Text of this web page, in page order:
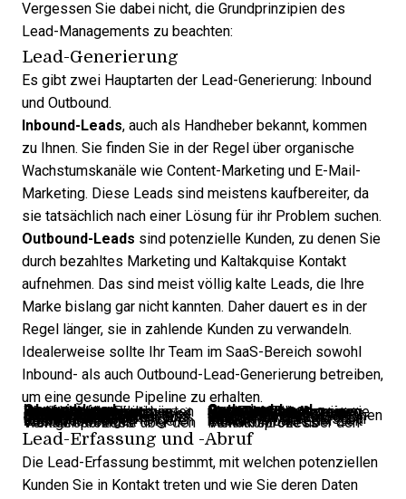
Vergessen Sie dabei nicht, die Grundprinzipien des
Lead-Managements zu beachten:
Lead-Generierung
Es gibt zwei Hauptarten der Lead-Generierung: Inbound
und Outbound.
Inbound-Leads, auch als Handheber bekannt, kommen
zu Ihnen. Sie finden Sie in der Regel über organische
Wachstumskanäle wie Content-Marketing und E-Mail-
Marketing. Diese Leads sind meistens kaufbereiter, da
sie tatsächlich nach einer Lösung für ihr Problem suchen.
Outbound-Leads sind potenzielle Kunden, zu denen Sie
durch bezahltes Marketing und Kaltakquise Kontakt
aufnehmen. Das sind meist völlig kalte Leads, die Ihre
Marke bislang gar nicht kannten. Daher dauert es in der
Regel länger, sie in zahlende Kunden zu verwandeln.
Idealerweise sollte Ihr Team im SaaS-Bereich sowohl
Inbound- als auch Outbound-Lead-Generierung betreiben,
um eine gesunde Pipeline zu erhalten.
Inbound-Lead-Generierung
Outbound-Lead-Generierung
Basiert auf organischen Wachstumskanälen wie Social-Media-Posts, suchmaschinenoptimierten Blogbeiträgen und Empfehlungen durch Bewertungen. Nutzt bezahlte Marketingkampagnen wie Social-Media-Anzeigen, Over-The-Top-Anzeigen, Pay-Per-Click-Anzeigen und lokale Serviceanzeigen.
Höhere Lead-Qualität, weil sie von sich aus Interesse zeigen. Niedrigere Lead-Qualität, da Sie ein weites Netz auswerfen.
Schwieriger für Einzelpersonen zu personalisieren. Meistens nur für Segmente. Leichter für Einzelpersonen zu personalisieren.
Erreicht ein kleineres, aber gezielteres Publikum. Erreicht ein großes, aber weniger gezieltes Publikum.
Ergebnisse lassen sich leichter messen Erfolg schwerer messbar
Kostet über einen längeren Zeitraum weniger Kostet im Laufe der Zeit mehr
Weniger Kontrolle über den Verkaufsprozess Mehr Kontrolle über den Verkaufsprozess
Lead-Erfassung und -Abruf
Die Lead-Erfassung bestimmt, mit welchen potenziellen
Kunden Sie in Kontakt treten und wie Sie deren Daten